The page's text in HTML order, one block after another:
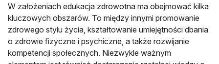
W założeniach edukacja zdrowotna ma obejmować kilka
kluczowych obszarów. To między innymi promowanie
zdrowego stylu życia, kształtowanie umiejętności dbania
o zdrowie fizyczne i psychiczne, a także rozwijanie
kompetencji społecznych. Niezwykle ważnym